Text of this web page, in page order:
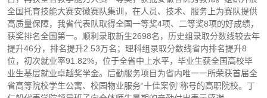
全国托育技能大赛安徽赛队集训，在人员、技术、服务上为赛队提供
高质量保障，我省代表队取得全国一等奖4项、二等奖8项的好成绩，
获奖排名全国第一。顺利录取新生2698名，历史组录取分数线较去年
提升46分，排名提升2.53万名；理科组录取分数线省内排名提升8
位，初次就业率91.82%，位于全省中上水平，毕业生获全国高校毕
业生基层就业卓越奖学金。后勤服务项目为省内唯一一所荣获首届全
省高等院校学生公寓、校园物业服务“十佳案例”称号的高职院校。丁